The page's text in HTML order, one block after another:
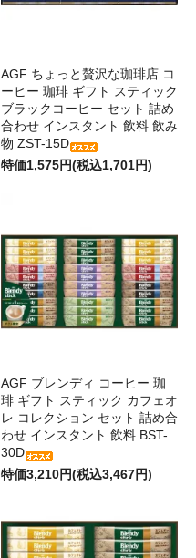
AGF ちょっと贅沢な珈琲店 コ
ーヒー 珈琲 ギフト スティック
ブラックコーヒー セット 詰め
合わせ インスタント 飲料 飲み
物 ZST-15D
特価1,575円(税込1,701円)
AGF ブレンディ コーヒー 珈
琲 ギフト スティック カフェオ
レ コレクション セット 詰め合
わせ インスタント 飲料 BST-
30D
特価3,210円(税込3,467円)